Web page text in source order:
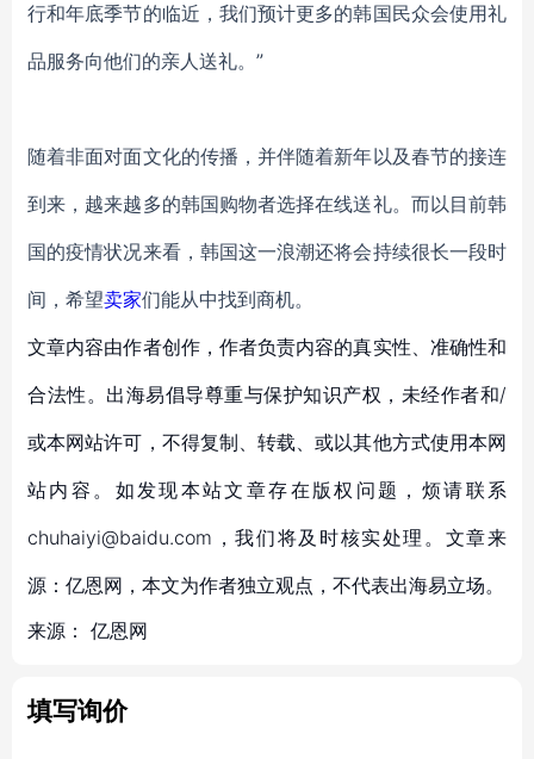
行和年底季节的临近，我们预计更多的韩国民众会使用礼
品服务向他们的亲人送礼。”
随着非面对面文化的传播，并伴随着新年以及春节的接连
到来，越来越多的韩国购物者选择在线送礼。而以目前韩
国的疫情状况来看，韩国这一浪潮还将会持续很长一段时
间，希望卖家们能从中找到商机。
文章内容由作者创作，作者负责内容的真实性、准确性和
合法性。出海易倡导尊重与保护知识产权，未经作者和/
或本网站许可，不得复制、转载、或以其他方式使用本网
站内容。如发现本站文章存在版权问题，烦请联系
chuhaiyi@baidu.com，我们将及时核实处理。文章来
源：亿恩网，本文为作者独立观点，不代表出海易立场。
来源： 亿恩网
填写询价